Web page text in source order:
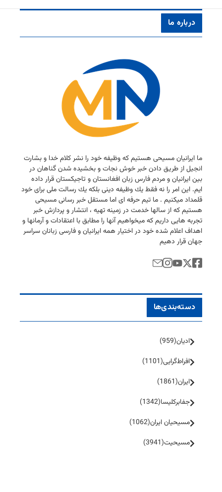
درباره ما
ما ایرانیان مسیحی هستیم كه وظیفه خود را نشر كلام خدا و بشارت
انجیل از طریق دادن خبر خوش نجات و بخشیده شدن گناهان در
بین ایرانیان و مردم فارس زبان افغانستان و تاجیكستان قرار داده
ایم. این امر را نه فقط یك وظیفه دینی بلكه یك رسالت ملی برای خود
قلمداد میكنیم . ما تیم حرفه ای اما مستقل خبر رسانی مسیحی
هستیم كه از سالها خدمت در زمینه تهیه ، انتشار و پردازش خبر
تجربه هایی داریم كه میخواهیم آنها را مطابق با اعتقادات و آرمانها و
اهداف اعلام شده خود در اختیار همه ایرانیان و فارسی زبانان سراسر
جهان قرار دهیم
دسته‌بندی‌ها
ادیان(959)
افراط‌گرایی(1101)
ایران(1861)
جفا‌بر‌کلیسا(1342)
مسیحیان ایران(1062)
مسیحیت(3941)